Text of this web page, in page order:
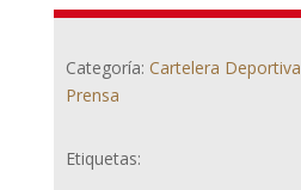
Categoría: Cartelera Deportiva
Prensa
Etiquetas: